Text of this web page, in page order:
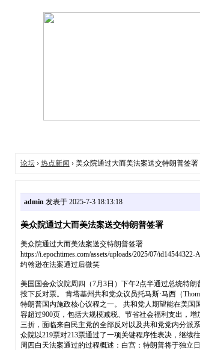
论坛› 热点新闻 › 美众院通过大而美法案送交特朗普签署
admin发表于 2025-7-3 18:13:18
美众院通过大而美法案送交特朗普签署
美众院通过大而美法案送交特朗普签署
https://i.epochtimes.com/assets/uploads/2025/07/
约翰逊在法案通过后微笑
美国国会众议院周四（7月3日）下午2点半通过总统特
投下反对票。 肯塔基州共和党众议员托马斯·马西（
特朗普国内施政核心议程之一。 共和党人期望能在美
容超过900页，包括大规模减税、节省社会福利支出，
三折，面临来自民主党的全部反对以及共和党党内分派
众院以219票对213票通过了一项关键程序性表决，继续
周四白天法案通过的过程概述：白宫：特朗普将于独立